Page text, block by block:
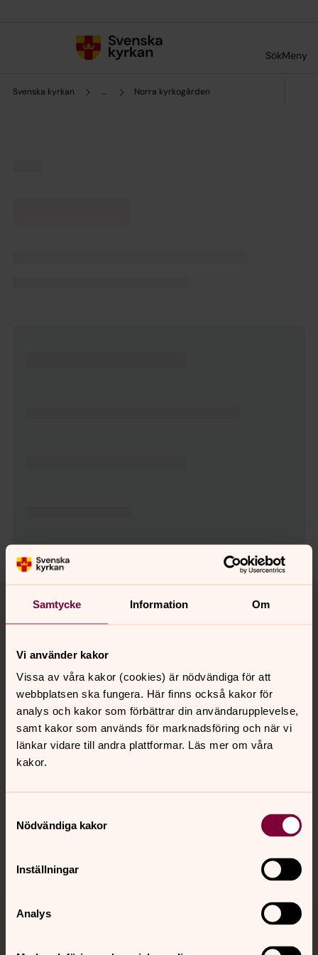
Samtycke Information Om
Vi använder kakor
Vissa av våra kakor (cookies) är nödvändiga för att
webbplatsen ska fungera. Här finns också kakor för
analys och kakor som förbättrar din användarupplevelse,
samt kakor som används för marknadsföring och när vi
länkar vidare till andra plattformar. Läs mer om våra
kakor.
Nödvändiga kakor
Inställningar
Analys
SökMeny
Svenska kyrkan ... Norra kyrkogården
Tillbaka till toppen
Tillbaka till innehållet
Kontakt
Kalender
Hitta snabbt
Sociala kanaler